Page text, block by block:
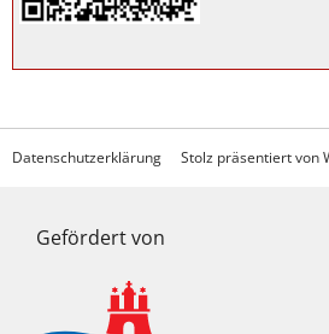
Datenschutzerklärung Stolz präsentiert von
Gefördert von